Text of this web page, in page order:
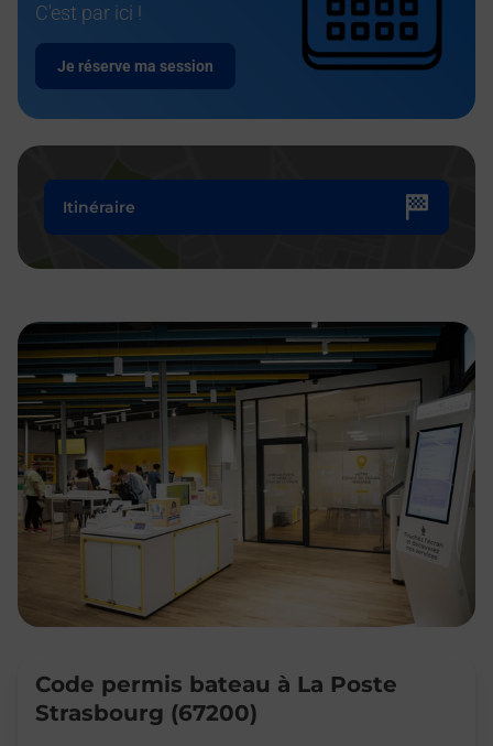
C'est par ici !
Je réserve ma session
Itinéraire
Code permis bateau à La Poste
Strasbourg (67200)